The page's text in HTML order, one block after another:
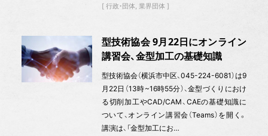
行政・団体 業界団体
型技術協会 9月22日にオンライン
講習会、金型加工の基礎知識
型技術協会（横浜市中区、045-224-6081）は9
月22日（13時~16時55分）、金型づくりにおけ
る切削加工やCAD/CAM、CAEの基礎知識に
ついて、オンライン講習会（Teams）を開く。
講演は、「金型加工にお…